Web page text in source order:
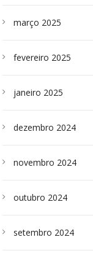
março 2025
fevereiro 2025
janeiro 2025
dezembro 2024
novembro 2024
outubro 2024
setembro 2024